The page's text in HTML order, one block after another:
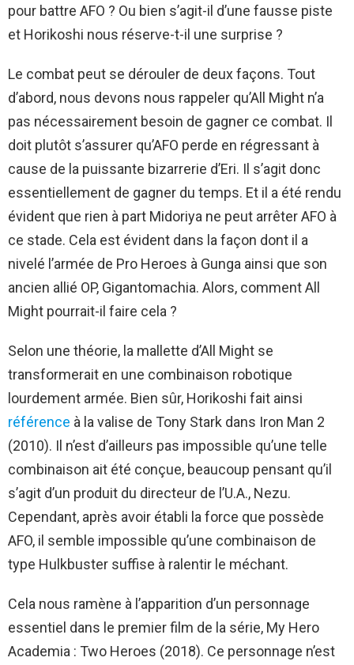
pour battre AFO ? Ou bien s’agit-il d’une fausse piste
et Horikoshi nous réserve-t-il une surprise ?
Le combat peut se dérouler de deux façons. Tout
d’abord, nous devons nous rappeler qu’All Might n’a
pas nécessairement besoin de gagner ce combat. Il
doit plutôt s’assurer qu’AFO perde en régressant à
cause de la puissante bizarrerie d’Eri. Il s’agit donc
essentiellement de gagner du temps. Et il a été rendu
évident que rien à part Midoriya ne peut arrêter AFO à
ce stade. Cela est évident dans la façon dont il a
nivelé l’armée de Pro Heroes à Gunga ainsi que son
ancien allié OP, Gigantomachia. Alors, comment All
Might pourrait-il faire cela ?
Selon une théorie, la mallette d’All Might se
transformerait en une combinaison robotique
lourdement armée. Bien sûr, Horikoshi fait ainsi
référence à la valise de Tony Stark dans Iron Man 2
(2010). Il n’est d’ailleurs pas impossible qu’une telle
combinaison ait été conçue, beaucoup pensant qu’il
s’agit d’un produit du directeur de l’U.A., Nezu.
Cependant, après avoir établi la force que possède
AFO, il semble impossible qu’une combinaison de
type Hulkbuster suffise à ralentir le méchant.
Cela nous ramène à l’apparition d’un personnage
essentiel dans le premier film de la série, My Hero
Academia : Two Heroes (2018). Ce personnage n’est